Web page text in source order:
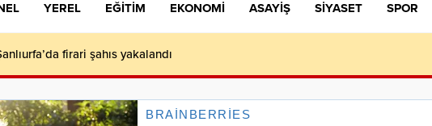
YEREL EĞİTİM EKONOMİ ASAYİŞ SİYASET SPOR
firari şahıs yakalandı